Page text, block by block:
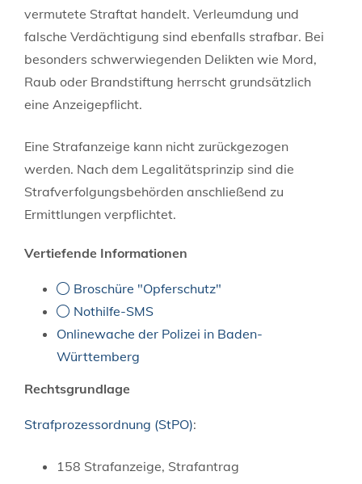
vermutete Straftat handelt. Verleumdung und
falsche Verdächtigung sind ebenfalls strafbar. Bei
besonders schwerwiegenden Delikten wie Mord,
Raub oder Brandstiftung herrscht grundsätzlich
eine Anzeigepflicht.
Eine Strafanzeige kann nicht zurückgezogen
werden. Nach dem Legalitätsprinzip sind die
Strafverfolgungsbehörden anschließend zu
Ermittlungen verpflichtet.
Vertiefende Informationen
Broschüre "Opferschutz"
Nothilfe-SMS
Onlinewache der Polizei in Baden-
Württemberg
Rechtsgrundlage
Strafprozessordnung (StPO):
158 Strafanzeige, Strafantrag